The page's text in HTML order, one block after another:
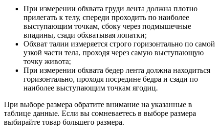
При измерении обхвата груди лента должна плотно
прилегать к телу, спереди проходить по наиболее
выступающим точкам, сбоку через подмышечные
впадины, сзади обхватывая лопатки;
Обхват талии измеряется строго горизонтально по самой
узкой части тела, проходя через самую выступающую
точку живота;
При измерении обхвата бедер лента должна находиться
горизонтально, проходя посредине бедра и сзади по
наиболее выступающим точкам ягодиц.
При выборе размера обратите внимание на указанные в
таблице данные. Если вы сомневаетесь в выборе размера
выбирайте товар большего размера.